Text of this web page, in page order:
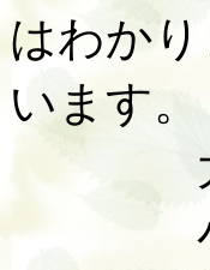
はわか
います。
大
小学